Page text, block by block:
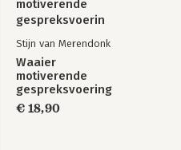
Stijn van Merendonk
Waaier
motiverende
gespreksvoering
€ 18,90